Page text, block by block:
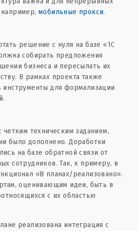
например,мобильные прокси.
решение с нуля на базе «1С
собирать предложения
бизнеса и пересылать их
В рамках проекта также
инструменты для формализации
четким техническим заданием,
было дополнено. Доработки
на базе обратной связи от
сотрудников. Так, к примеру, в
«В планах/реализовано».
оценивающим идеи, быть в
с их областью
реализована интеграция с